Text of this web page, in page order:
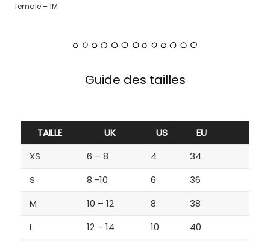
female – 1M
Guide des tailles
TAILLE UK US
EU
XS
6 – 8 4
34
S
8 -10 6
36
M
10 – 12 8
38
L
12 – 14 10
40